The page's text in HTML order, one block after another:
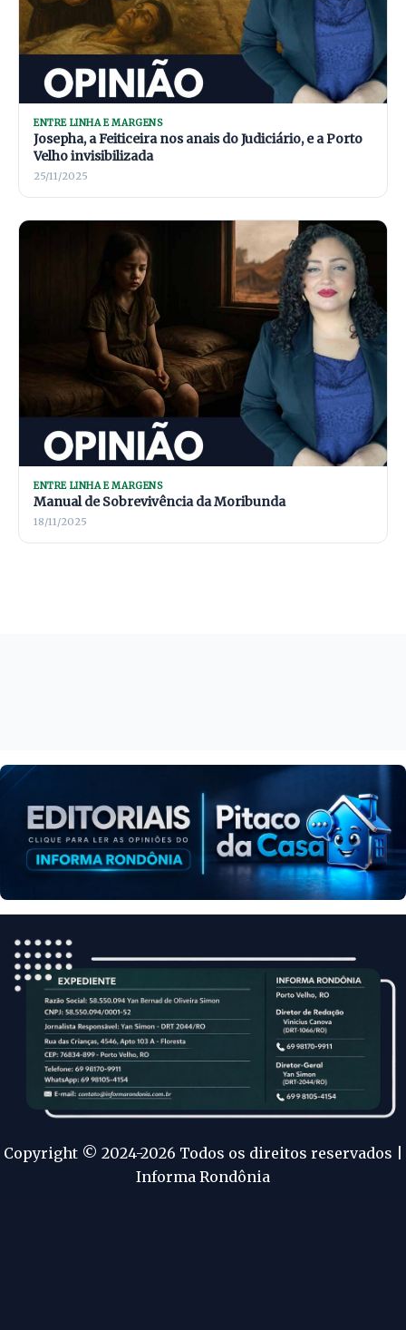
ENTRE LINHA E MARGENS
Josepha, a Feiticeira nos anais do Judiciário, e a Porto
Velho invisibilizada
25/11/2025
ENTRE LINHA E MARGENS
Manual de Sobrevivência da Moribunda
18/11/2025
Copyright © 2024-2026 Todos os direitos reservados |
Informa Rondônia